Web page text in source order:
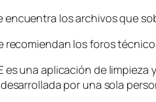
encuentra los archivos que
recomiendan los foros
es una aplicación de
por una sola